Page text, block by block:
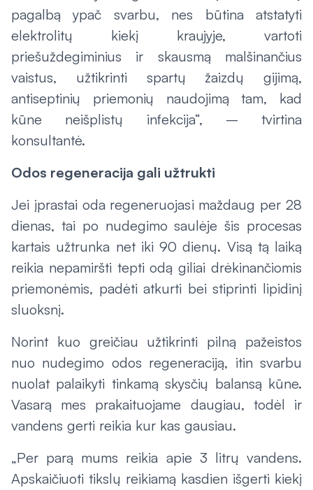
pagalbą ypač svarbu, nes būtina atstatyti
elektrolitų kiekį kraujyje, vartoti
priešuždegiminius ir skausmą malšinančius
vaistus, užtikrinti spartų žaizdų gijimą,
antiseptinių priemonių naudojimą tam, kad
kūne neišplistų infekcija“, – tvirtina
konsultantė.
Odos regeneracija gali užtrukti
Jei įprastai oda regeneruojasi maždaug per 28
dienas, tai po nudegimo saulėje šis procesas
kartais užtrunka net iki 90 dienų. Visą tą laiką
reikia nepamiršti tepti odą giliai drėkinančiomis
priemonėmis, padėti atkurti bei stiprinti lipidinį
sluoksnį.
Norint kuo greičiau užtikrinti pilną pažeistos
nuo nudegimo odos regeneraciją, itin svarbu
nuolat palaikyti tinkamą skysčių balansą kūne.
Vasarą mes prakaituojame daugiau, todėl ir
vandens gerti reikia kur kas gausiau.
„Per parą mums reikia apie 3 litrų vandens.
Apskaičiuoti tikslų reikiamą kasdien išgerti kiekį